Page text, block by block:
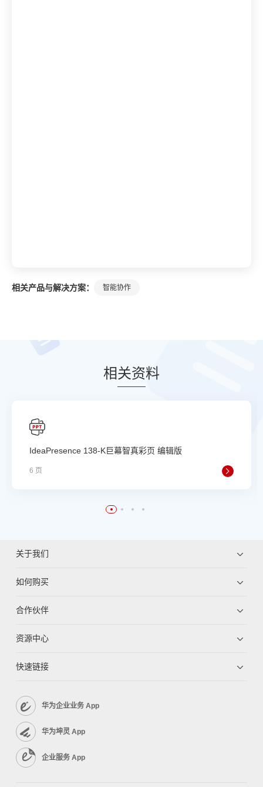
相关产品与解决方案： 智能协作
相关资料
IdeaPresence 138-K巨幕智真彩页 编辑版
6 页
关于我们
如何购买
合作伙伴
资源中心
快速链接
华为企业业务 App
华为坤灵 App
企业服务 App